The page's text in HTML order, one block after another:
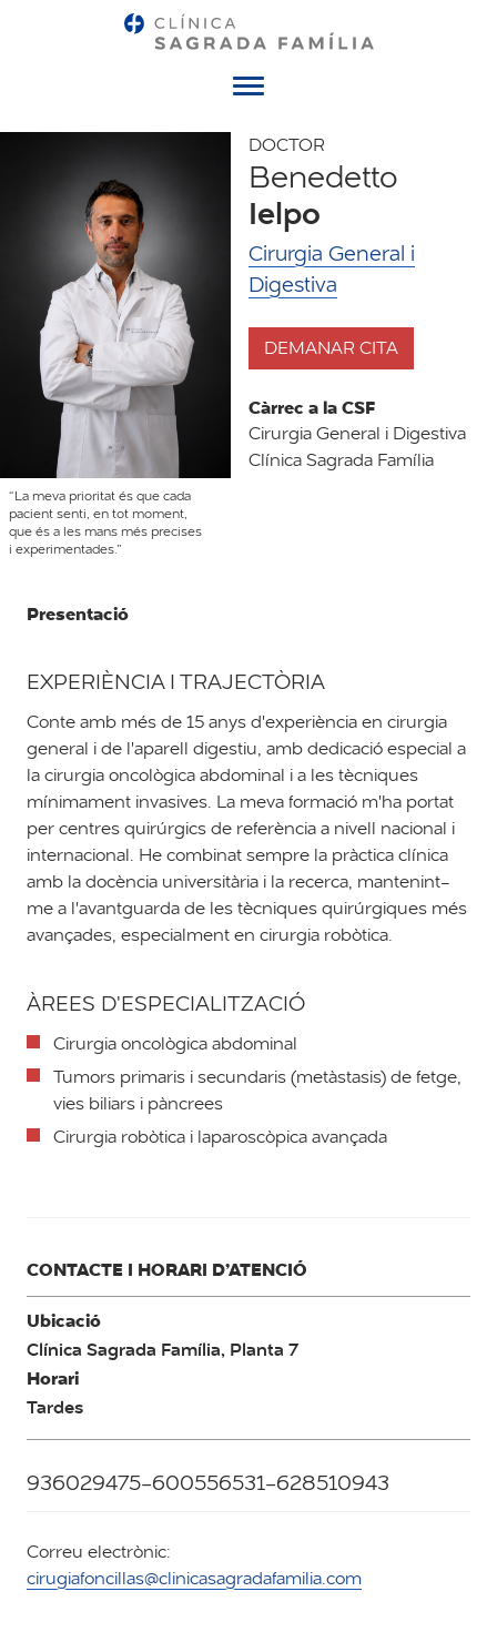
“La meva prioritat és que cada
pacient senti, en tot moment,
que és a les mans més precises
i experimentades.”
DOCTOR
Benedetto
Ielpo
Cirurgia General i
Digestiva
DEMANAR CITA
Càrrec a la CSF
Cirurgia General i Digestiva
Clínica Sagrada Família
Presentació
EXPERIÈNCIA I TRAJECTÒRIA
Conte amb més de 15 anys d'experiència en cirurgia
general i de l'aparell digestiu, amb dedicació especial a
la cirurgia oncològica abdominal i a les tècniques
mínimament invasives. La meva formació m'ha portat
per centres quirúrgics de referència a nivell nacional i
internacional. He combinat sempre la pràctica clínica
amb la docència universitària i la recerca, mantenint-
me a l'avantguarda de les tècniques quirúrgiques més
avançades, especialment en cirurgia robòtica.
ÀREES D'ESPECIALITZACIÓ
Cirurgia oncològica abdominal
Tumors primaris i secundaris (metàstasis) de fetge,
vies biliars i pàncrees
Cirurgia robòtica i laparoscòpica avançada
CONTACTE I HORARI D’ATENCIÓ
Ubicació
Clínica Sagrada Família, Planta 7
Horari
Tardes
936029475-600556531-628510943
Correu electrònic:
cirugiafoncillas@clinicasagradafamilia.com